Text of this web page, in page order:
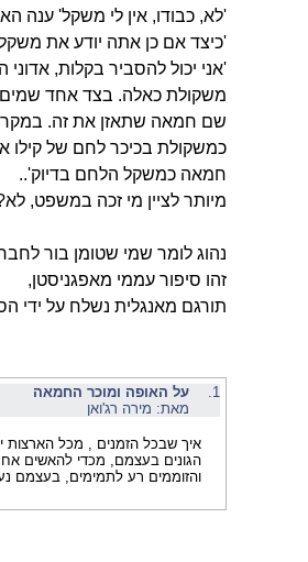
'לא, כבודו, אין לי משקל' ענה
'כיצד אם כן אתה יודע את
'אני יכול להסביר בקלות, אדוני
משקולת כאלה. בצד אחד שמים
שם חמאה שתאזן את זה.
כמשקולת בכיכר לחם של קילו
חמאה כמשקל הלחם בדיוק'..
מיותר לציין מי זכה במשפט,
נהוג לומר שמי שטומן בור
זהו סיפור עממי מאפגניסטן,
תורגם מאנגלית נשלח על ידי
1.
על האופה ומוכר החמאה
מאת: מירה רג'ואן
איך שבכל הזמנים , מכל הארצות
הגונים בעצמם, מכדי להאשים
והזוממים רע לתמימים, בעצמם